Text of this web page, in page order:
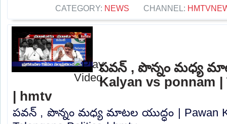
CATEGORY: NEWS CHANNEL:
పవన్ , పొన్నం మధ్య
Kalyan vs ponnam
| hmtv
పవన్ , పొన్నం మధ్య మాటల యుద్ధం | Pawan